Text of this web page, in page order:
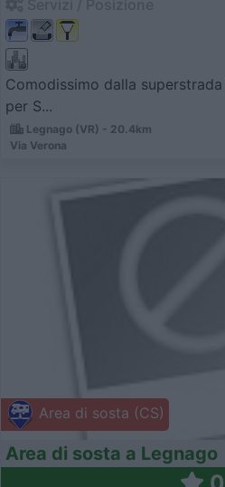
Comodissimo dalla
per S...
Legnago (VR) - 20.4km
Via Verona
Area di sosta (CS)
Area di sosta a Legnago